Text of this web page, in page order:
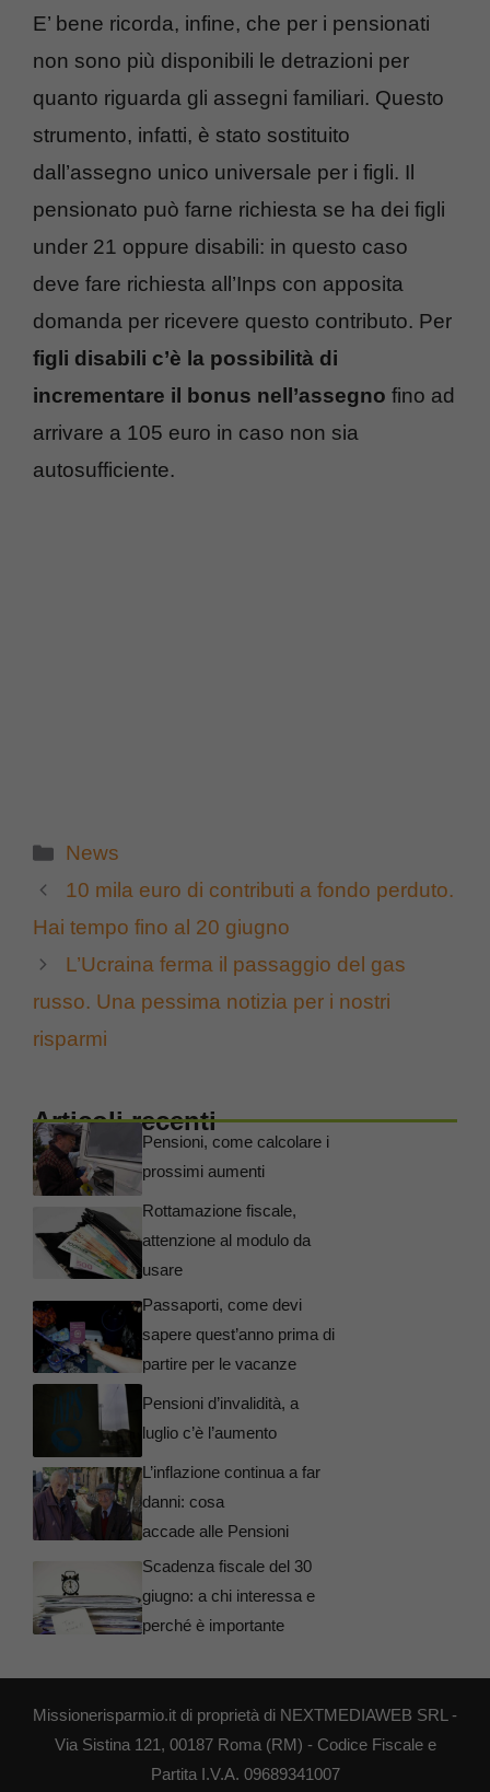
E’ bene ricorda, infine, che per i pensionati
non sono più disponibili le detrazioni per
quanto riguarda gli assegni familiari. Questo
strumento, infatti, è stato sostituito
dall’assegno unico universale per i figli. Il
pensionato può farne richiesta se ha dei figli
under 21 oppure disabili: in questo caso
deve fare richiesta all’Inps con apposita
domanda per ricevere questo contributo. Per
figli disabili c’è la possibilità di
incrementare il bonus nell’assegno fino ad
arrivare a 105 euro in caso non sia
autosufficiente.
Categorie
News
10 mila euro di contributi a fondo perduto.
Hai tempo fino al 20 giugno
L’Ucraina ferma il passaggio del gas
russo. Una pessima notizia per i nostri
risparmi
Articoli recenti
Pensioni, come calcolare i
prossimi aumenti
Rottamazione fiscale,
attenzione al modulo da
usare
Passaporti, come devi
sapere quest’anno prima di
partire per le vacanze
Pensioni d’invalidità, a
luglio c’è l’aumento
L’inflazione continua a far
danni: cosa
accade alle Pensioni
Scadenza fiscale del 30
giugno: a chi interessa e
perché è importante
Missionerisparmio.it di proprietà di NEXTMEDIAWEB SRL -
Via Sistina 121, 00187 Roma (RM) - Codice Fiscale e
Partita I.V.A. 09689341007